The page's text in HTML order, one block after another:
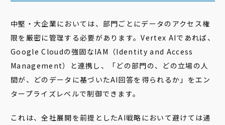
中堅・大企業においては、部門ごとにデータのアクセス権
限を厳密に管理する必要があります。Vertex AIであれば、
Google Cloudの強固なIAM（Identity and Access
Management）と連携し、「どの部門の、どの立場の人
間が、どのデータに基づいたAI回答を得られるか」をエン
タープライズレベルで制御できます。
これは、全社展開を前提としたAI戦略において避けては通